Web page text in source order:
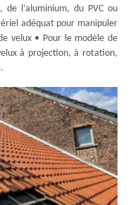
l’aluminium, du PVC ou
adéquat pour manipuler
velux • Pour le modèle de
à projection, à rotation,